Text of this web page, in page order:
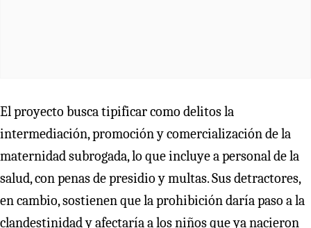
El proyecto busca tipificar como delitos la
intermediación, promoción y comercialización de la
maternidad subrogada, lo que incluye a personal de la
salud, con penas de presidio y multas. Sus detractores,
en cambio, sostienen que la prohibición daría paso a la
clandestinidad y afectaría a los niños que ya nacieron